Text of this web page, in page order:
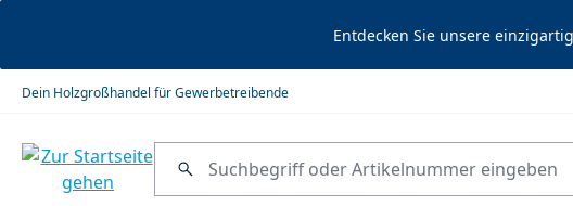
Zur Hauptnavigation springenEntdecken Sie unsere
Dein Holzgroßhandel für Gewerbetreibende